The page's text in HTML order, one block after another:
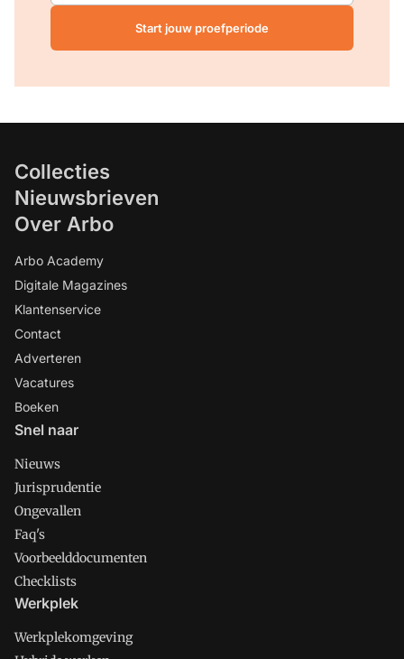
Start jouw proefperiode
Collecties
Nieuwsbrieven
Over Arbo
Arbo Academy
Digitale Magazines
Klantenservice
Contact
Adverteren
Vacatures
Boeken
Snel naar
Nieuws
Jurisprudentie
Ongevallen
Faq's
Voorbeelddocumenten
Checklists
Werkplek
Werkplekomgeving